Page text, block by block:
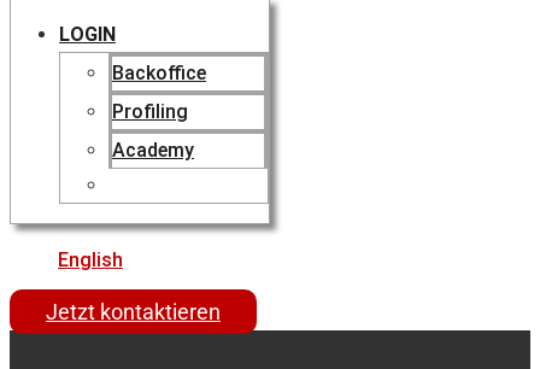
LOGIN
Backoffice
Profiling
Academy
English
Jetzt kontaktieren